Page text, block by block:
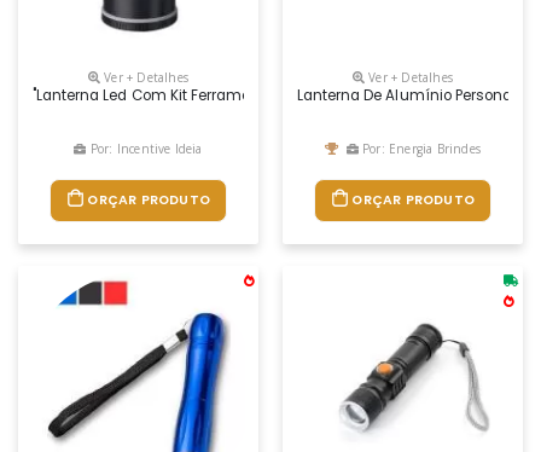
Ver + Detalhes
"lanterna Led Com Kit Ferramentas Produzida Em Abs (acrilonitrila
Por: Incentive Ideia
ORÇAR PRODUTO
Ver + Detalhes
Lanterna De Alumínio
Por: Energia Brindes
ORÇAR PRODUTO